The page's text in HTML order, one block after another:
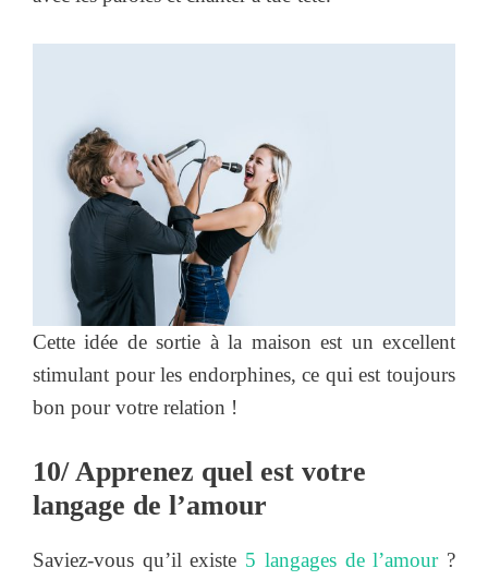
Cette idée de sortie à la maison est un excellent
stimulant pour les endorphines, ce qui est toujours
bon pour votre relation !
10/ Apprenez quel est votre
langage de l’amour
Saviez-vous qu’il existe 5 langages de l’amour?